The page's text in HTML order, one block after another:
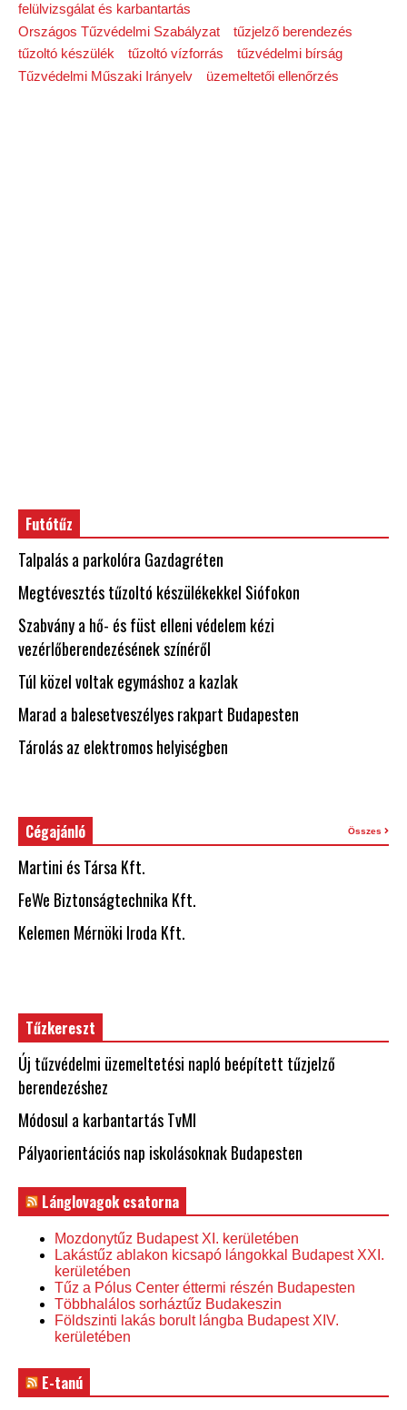
felülvizsgálat és karbantartás
Országos Tűzvédelmi Szabályzat
tűzjelző berendezés
tűzoltó készülék
tűzoltó vízforrás
tűzvédelmi bírság
Tűzvédelmi Műszaki Irányelv
üzemeltetői ellenőrzés
Futótűz
Talpalás a parkolóra Gazdagréten
Megtévesztés tűzoltó készülékekkel Siófokon
Szabvány a hő- és füst elleni védelem kézi
vezérlőberendezésének színéről
Túl közel voltak egymáshoz a kazlak
Marad a balesetveszélyes rakpart Budapesten
Tárolás az elektromos helyiségben
Cégajánló Összes
Martini és Társa Kft.
FeWe Biztonságtechnika Kft.
Kelemen Mérnöki Iroda Kft.
Tűzkereszt
Új tűzvédelmi üzemeltetési napló beépített tűzjelző
berendezéshez
Módosul a karbantartás TvMI
Pályaorientációs nap iskolásoknak Budapesten
Lánglovagok csatorna
Mozdonytűz Budapest XI. kerületében
Lakástűz ablakon kicsapó lángokkal Budapest XXI.
kerületében
Tűz a Pólus Center éttermi részén Budapesten
Többhalálos sorháztűz Budakeszin
Földszinti lakás borult lángba Budapest XIV.
kerületében
E-tanú